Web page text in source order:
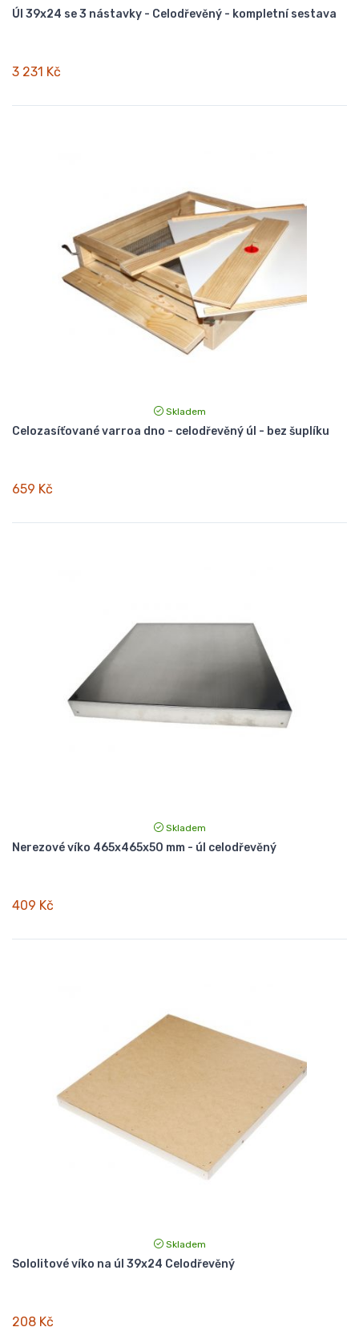
Úl 39x24 se 3 nástavky - Celodřevěný - kompletní sestava
3 231 Kč
Skladem
Celozasíťované varroa dno - celodřevěný úl - bez šuplíku
659 Kč
Skladem
Nerezové víko 465x465x50 mm - úl celodřevěný
409 Kč
Skladem
Sololitové víko na úl 39x24 Celodřevěný
208 Kč